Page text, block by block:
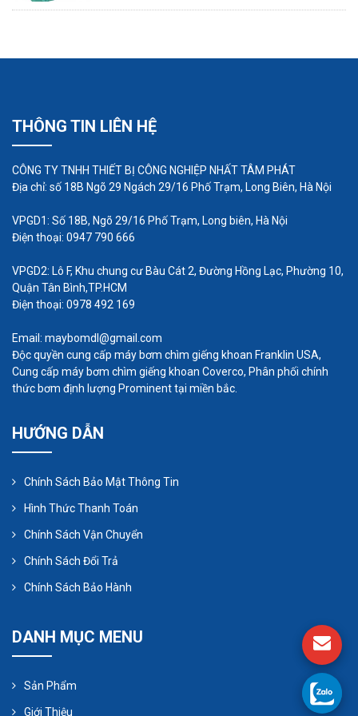
Trong bơm bánh răng, một số trượt là cần thiết để
thủy động lực học cho các trục bánh răng trong
vòng bi. Trong các bơm bánh răng được thiết kế
lượng.
Lựa chọn vật liệu là rất quan trọng trong các ứng
thường được yêu cầu để di chuyển các chất lỏng
Nhà ở, trục và vật liệu ổ trục trước tiên cần phải
tương thích với chất lỏng được bơm. Khi bạn thêm
nhiệt độ cao vào xem xét, thiết kế máy bơm thậm
chí còn phức tạp hơn vì các vật liệu khác nhau có
THÔNG TIN LIÊN HỆ
CÔNG TY TNHH THIẾT BỊ CÔNG NGHIỆP NHẤT TÂM PHÁT
Địa chỉ: số 18B Ngõ 29 Ngách 29/16 Phố Trạm, Long Biên, Hà Nội
VPGD1: Số 18B, Ngõ 29/16 Phố Trạm, Long biên, Hà Nội
Điện thoại: 0947 790 666
VPGD2: Lô F, Khu chung cư Bàu Cát 2, Đường Hồng Lạc, Phường 10,
Quận Tân Bình,TP.HCM
Điện thoại: 0978 492 169
Email: maybomdl@gmail.com
Độc quyền cung cấp máy bơm chìm giếng khoan Franklin USA,
Cung cấp máy bơm chìm giếng khoan Coverco, Phân phối chính
thức bơm định lượng Prominent tại miền bắc.
HƯỚNG DẪN
Chính Sách Bảo Mật Thông Tin
Hình Thức Thanh Toán
Chính Sách Vận Chuyển
Chính Sách Đổi Trả
Chính Sách Bảo Hành
DANH MỤC MENU
Sản Phẩm
Giới Thiệu